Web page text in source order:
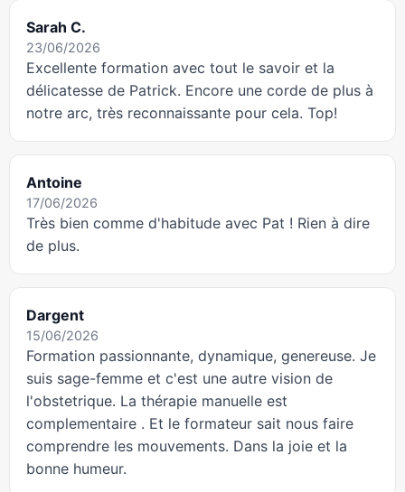
Sarah C.
23/06/2026
Excellente formation avec tout le savoir et la
délicatesse de Patrick. Encore une corde de plus à
notre arc, très reconnaissante pour cela. Top!
Antoine
17/06/2026
Très bien comme d'habitude avec Pat ! Rien à dire
de plus.
Dargent
15/06/2026
Formation passionnante, dynamique, genereuse. Je
suis sage-femme et c'est une autre vision de
l'obstetrique. La thérapie manuelle est
complementaire . Et le formateur sait nous faire
comprendre les mouvements. Dans la joie et la
bonne humeur.